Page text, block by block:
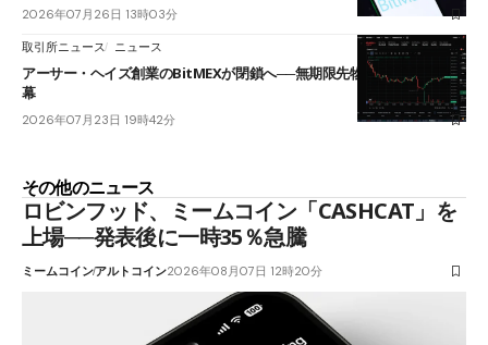
2026年07月26日 13時03分
取引所ニュース ニュース
アーサー・ヘイズ創業のBitMEXが閉鎖へ──無期限先物を生んだ11年に
幕
2026年07月23日 19時42分
その他のニュース
ロビンフッド、ミームコイン「CASHCAT」を
上場──発表後に一時35％急騰
ミームコインアルトコイン2026年08月07日 12時20分